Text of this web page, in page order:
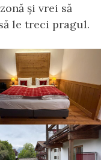
și vrei să
le treci pragul.